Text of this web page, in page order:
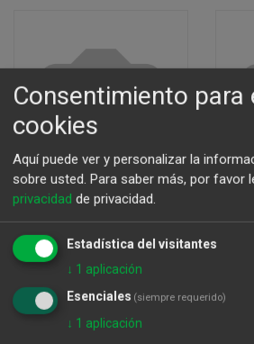
Estuche Bombones
CAPRICE. 500G.
36,53
€
Consentimiento para
cookies
Aquí puede ver y personalizar la
sobre usted. Para saber más, por favor
privacidad de privacidad.
Estadística del visitantes
↓ 1 aplicación
Esenciales (siempre requerido)
↓ 1 aplicación